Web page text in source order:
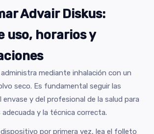
Advair Diskus:
uso, horarios y
mediante inhalación con un
seco. Es fundamental seguir las
y del profesional de la salud para
adecuada y la técnica correcta.
por primera vez, lea el folleto